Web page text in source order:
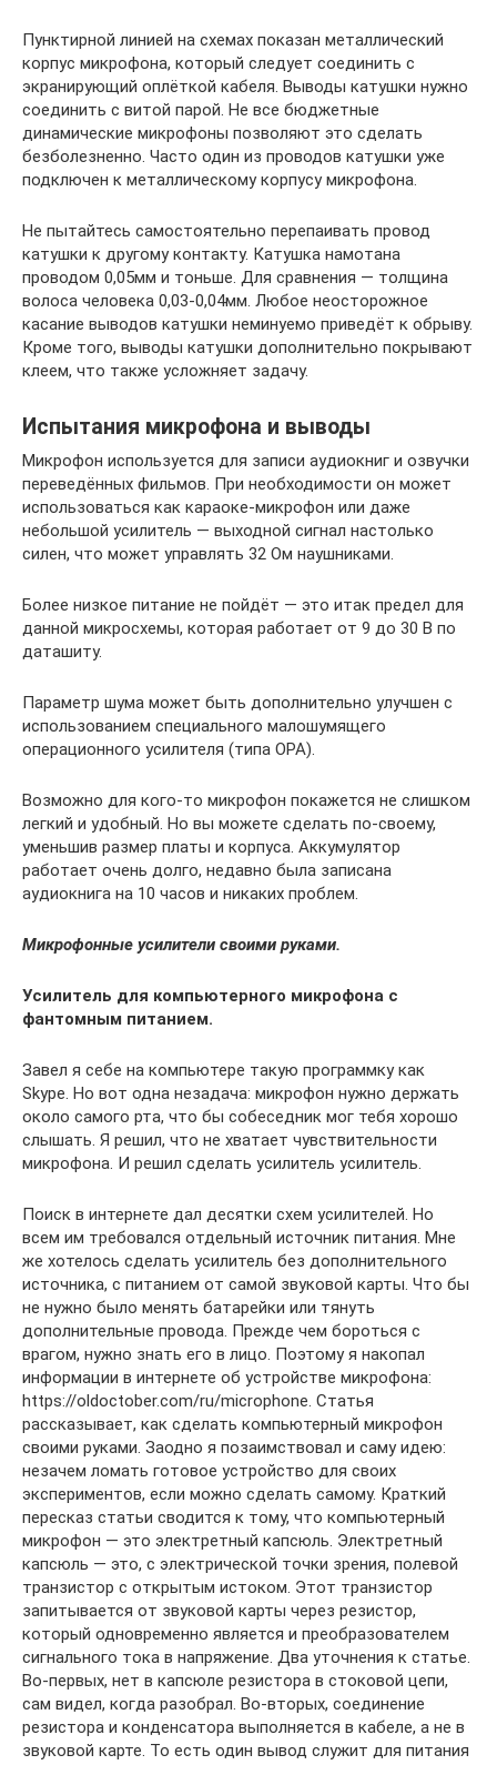
Пунктирной линией на схемах показан металлический
корпус микрофона, который следует соединить с
экранирующий оплёткой кабеля. Выводы катушки нужно
соединить с витой парой. Не все бюджетные
динамические микрофоны позволяют это сделать
безболезненно. Часто один из проводов катушки уже
подключен к металлическому корпусу микрофона.
Не пытайтесь самостоятельно перепаивать провод
катушки к другому контакту. Катушка намотана
проводом 0,05мм и тоньше. Для сравнения — толщина
волоса человека 0,03-0,04мм. Любое неосторожное
касание выводов катушки неминуемо приведёт к обрыву.
Кроме того, выводы катушки дополнительно покрывают
клеем, что также усложняет задачу.
Испытания микрофона и выводы
Микрофон используется для записи аудиокниг и озвучки
переведённых фильмов. При необходимости он может
использоваться как караоке-микрофон или даже
небольшой усилитель — выходной сигнал настолько
силен, что может управлять 32 Ом наушниками.
Более низкое питание не пойдёт — это итак предел для
данной микросхемы, которая работает от 9 до 30 В по
даташиту.
Параметр шума может быть дополнительно улучшен с
использованием специального малошумящего
операционного усилителя (типа OPA).
Возможно для кого-то микрофон покажется не слишком
легкий и удобный. Но вы можете сделать по-своему,
уменьшив размер платы и корпуса. Аккумулятор
работает очень долго, недавно была записана
аудиокнига на 10 часов и никаких проблем.
Микрофонные усилители своими руками.
Усилитель для компьютерного микрофона с
фантомным питанием.
Завел я себе на компьютере такую программку как
Skype. Но вот одна незадача: микрофон нужно держать
около самого рта, что бы собеседник мог тебя хорошо
слышать. Я решил, что не хватает чувствительности
микрофона. И решил сделать усилитель усилитель.
Поиск в интернете дал десятки схем усилителей. Но
всем им требовался отдельный источник питания. Мне
же хотелось сделать усилитель без дополнительного
источника, с питанием от самой звуковой карты. Что бы
не нужно было менять батарейки или тянуть
дополнительные провода. Прежде чем бороться с
врагом, нужно знать его в лицо. Поэтому я накопал
информации в интернете об устройстве микрофона:
https://oldoctober.com/ru/microphone. Статья
рассказывает, как сделать компьютерный микрофон
своими руками. Заодно я позаимствовал и саму идею:
незачем ломать готовое устройство для своих
экспериментов, если можно сделать самому. Краткий
пересказ статьи сводится к тому, что компьютерный
микрофон — это электретный капсюль. Электретный
капсюль — это, с электрической точки зрения, полевой
транзистор с открытым истоком. Этот транзистор
запитывается от звуковой карты через резистор,
который одновременно является и преобразователем
сигнального тока в напряжение. Два уточнения к статье.
Во-первых, нет в капсюле резистора в стоковой цепи,
сам видел, когда разобрал. Во-вторых, соединение
резистора и конденсатора выполняется в кабеле, а не в
звуковой карте. То есть один вывод служит для питания